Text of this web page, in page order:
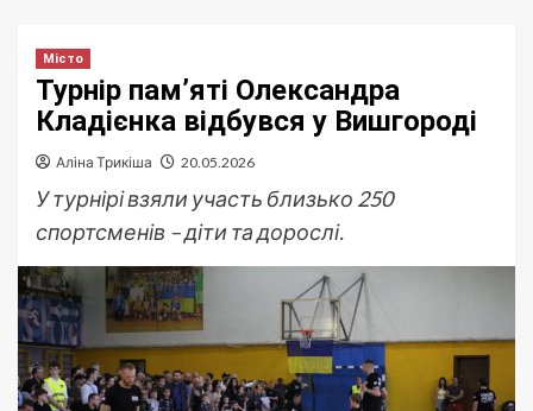
Місто
Турнір пам’яті Олександра
Кладієнка відбувся у Вишгороді
Аліна Трикіша 20.05.2026
У турнірі взяли участь близько 250
спортсменів – діти та дорослі.